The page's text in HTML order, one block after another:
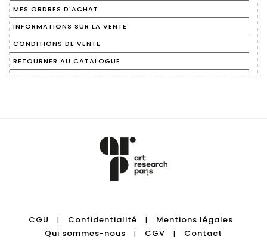
MES ORDRES D'ACHAT
INFORMATIONS SUR LA VENTE
CONDITIONS DE VENTE
RETOURNER AU CATALOGUE
CGU | Confidentialité |
Mentions légales
Qui sommes-nous
| CGV | Contact